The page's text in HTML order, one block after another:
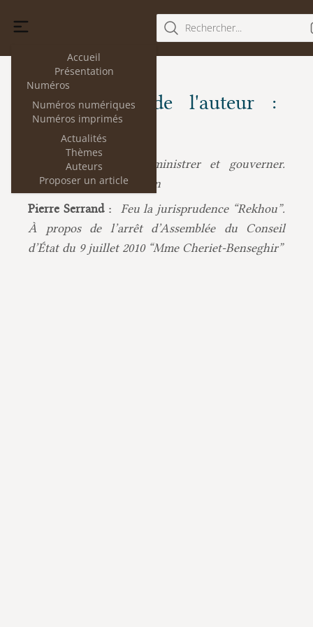
Accueil
Présentation
Numéros
Numéros numériques
Numéros imprimés
Actualités
Thèmes
Auteurs
Proposer un article
Rechercher...
Les articles de l'auteur :
Pierre Serrand
Pierre Serrand :
Administrer et gouverner.
Histoire d'une distinction
Pierre Serrand :
Feu la jurisprudence “Rekhou”.
À propos de l’arrêt d’Assemblée du Conseil
d’État du 9 juillet 2010 “Mme Cheriet-Benseghir”